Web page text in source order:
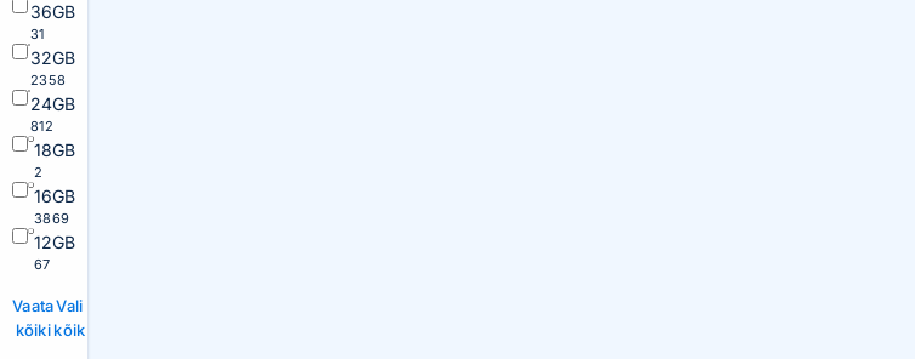
36GB
31
32GB
2358
24GB
812
18GB
2
16GB
3869
12GB
67
Vaata
kõiki
Vali
kõik